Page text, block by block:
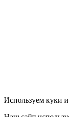
Используем куки